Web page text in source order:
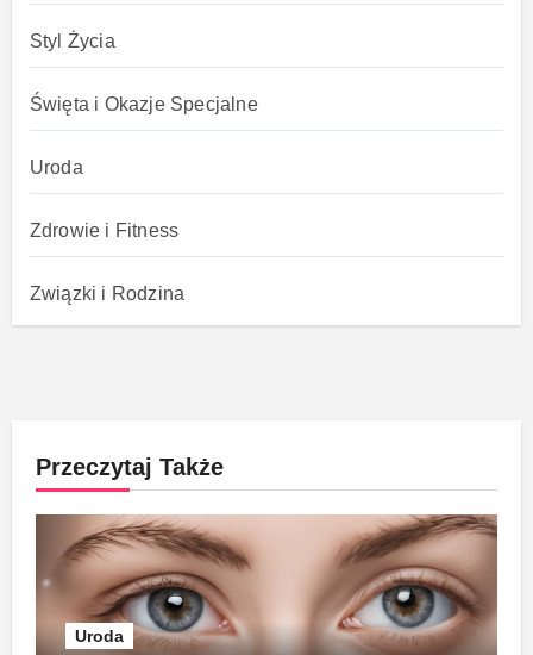
Styl Życia
Święta i Okazje Specjalne
Uroda
Zdrowie i Fitness
Związki i Rodzina
Przeczytaj Także
Uroda